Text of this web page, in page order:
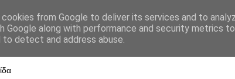
from Google to deliver its services and to
Google along with performance and security metrics
detect and address abuse.